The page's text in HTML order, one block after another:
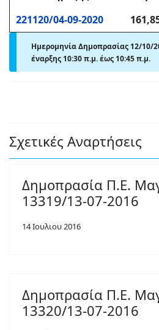
221120/04-09-2020
Ημερομηνία Δημοπρασίας 12/10/
έναρξης 10:30 π.μ.έως 10:45 π.μ.
Σχετικές Αναρτήσεις
Δημοπρασία Π.Ε.
13319/13-07-2016
14 Ιουλιου 2016
Δημοπρασία Π.Ε.
13320/13-07-2016